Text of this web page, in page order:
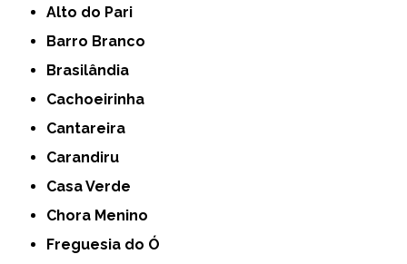
Alto do Pari
Barro Branco
Brasilândia
Cachoeirinha
Cantareira
Carandiru
Casa Verde
Chora Menino
Freguesia do Ó